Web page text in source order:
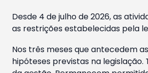
Desde 4 de julho de 2026, as
as restrições estabelecidas pela
Nos três meses que antecedem
hipóteses previstas na